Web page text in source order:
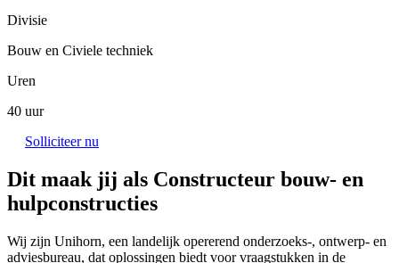
Divisie
Bouw en Civiele techniek
Uren
40 uur
Solliciteer nu
Dit maak jij als Constructeur bouw- en
hulpconstructies
Wij zijn Unihorn, een landelijk opererend onderzoeks-, ontwerp- en
adviesbureau, dat oplossingen biedt voor vraagstukken in de